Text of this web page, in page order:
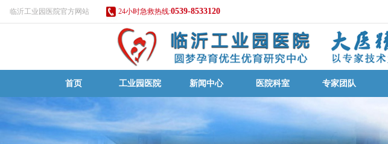
临沂工业园医院官方网站 24小时急救热线:0539-8533120
首页 工业园医院 新闻中心 医院科室 专家团队